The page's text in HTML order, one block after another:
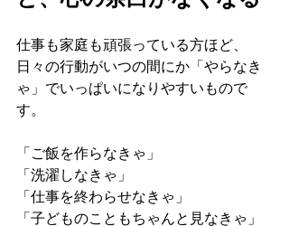
仕事も家庭も頑張っている方ほど、
日々の行動がいつの間にか「やらなき
ゃ」でいっぱいになりやすいもので
す。
「ご飯を作らなきゃ」
「洗濯しなきゃ」
「仕事を終わらせなきゃ」
「子どものこともちゃんと見なきゃ」